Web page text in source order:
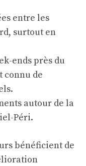
entre les
surtout en
ends près du
connu de
autour de la
Péri.
bénéficient de